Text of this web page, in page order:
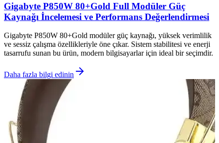
Gigabyte P850W 80+Gold Full Modüler Güç
Kaynağı İncelemesi ve Performans Değerlendirmesi
Gigabyte P850W 80+Gold modüler güç kaynağı, yüksek verimlilik
ve sessiz çalışma özellikleriyle öne çıkar. Sistem stabilitesi ve enerji
tasarrufu sunan bu ürün, modern bilgisayarlar için ideal bir seçimdir.
Daha fazla bilgi edinin